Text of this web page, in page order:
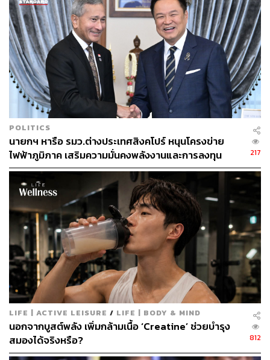
เสาวลักษณ์ เขตสูงเนิน
Content Creator THE STANDARD WEALTH
POLITICS
นายกฯ หารือ รมว.ต่างประเทศสิงคโปร์ หนุนโครงข่าย
ไฟฟ้าภูมิภาค เสริมความมั่นคงพลังงานและการลงทุน
217
LIFE | ACTIVE LEISURE / LIFE | BODY & MIND
นอกจากบูสต์พลัง เพิ่มกล้ามเนื้อ ‘Creatine’ ช่วยบำรุง
สมองได้จริงหรือ?
812